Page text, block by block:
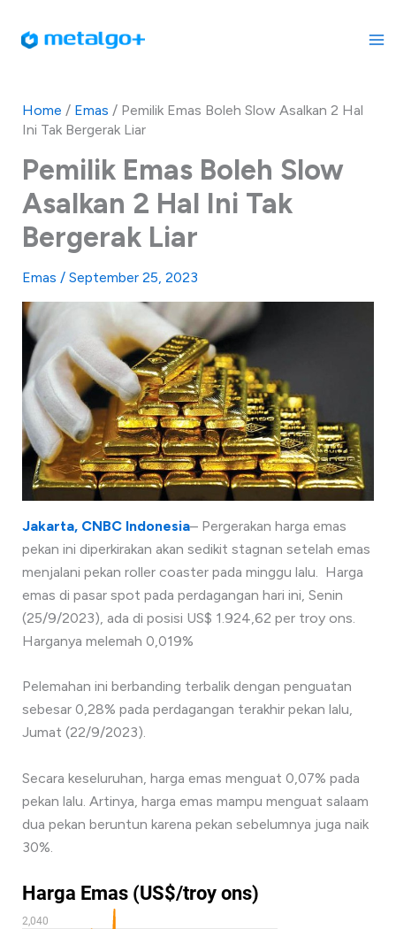
Home / Emas / Pemilik Emas Boleh Slow Asalkan 2 Hal
Ini Tak Bergerak Liar
Pemilik Emas Boleh Slow
Asalkan 2 Hal Ini Tak
Bergerak Liar
Emas / September 25, 2023
Jakarta, CNBC Indonesia– Pergerakan harga emas
pekan ini diperkirakan akan sedikit stagnan setelah emas
menjalani pekan roller coaster pada minggu lalu. Harga
emas di pasar spot pada perdagangan hari ini, Senin
(25/9/2023), ada di posisi US$ 1.924,62 per troy ons.
Harganya melemah 0,019%
Pelemahan ini berbanding terbalik dengan penguatan
sebesar 0,28% pada perdagangan terakhir pekan lalu,
Jumat (22/9/2023).
Secara keseluruhan, harga emas menguat 0,07% pada
pekan lalu. Artinya, harga emas mampu menguat salaam
dua pekan beruntun karena pekan sebelumnya juga naik
30%.